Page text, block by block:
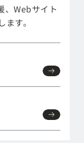
、Webサイト
す。